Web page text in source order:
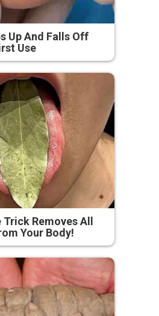
Up And Falls Off
Use
Removes All
Your Body!